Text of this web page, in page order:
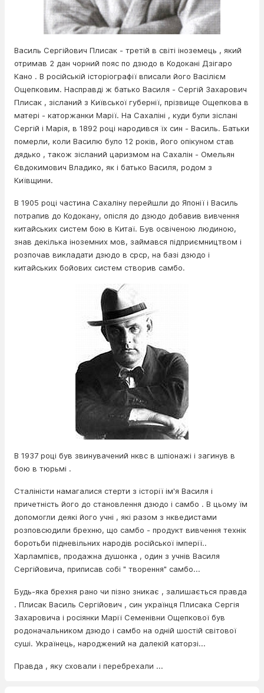
Василь Сергійович Плисак - третій в світі іноземець , який
отримав 2 дан чорний пояс по дзюдо в Кодокані Дзігаро
Кано . В російській історіографії вписали його Васілієм
Ощепковим. Насправді ж батько Василя - Сергій Захарович
Плисак , зісланий з Київської губернії, прізвище Ощепкова в
матері - каторжанки Марії. На Сахаліні , куди були зіслані
Сергій і Марія, в 1892 році народився їх син - Василь. Батьки
померли, коли Василю було 12 років, його опікуном став
дядько , також зісланий царизмом на Сахалін - Омельян
Євдокимович Владико, як і батько Василя, родом з
Київщини.
В 1905 році частина Сахаліну перейшли до Японії і Василь
потрапив до Кодокану, опісля до дзюдо добавив вивчення
китайських систем бою в Китаї. Був освіченою людиною,
знав декілька іноземних мов, займався підприємництвом і
розпочав викладати дзюдо в срср, на базі дзюдо і
китайських бойових систем створив самбо.
В 1937 році був звинувачений нквс в шпіонажі і загинув в
бою в тюрьмі .
Сталіністи намагалися стерти з історії ім'я Василя і
причетність його до становлення дзюдо і самбо . В цьому їм
допомогли деякі його учні , які разом з нкведистами
розповсюдили брехню, що самбо - продукт вивчення технік
боротьби підневільних народів російської імперії..
Харлампієв, продажна душонка , один з учнів Василя
Сергійовича, приписав собі " творення" самбо...
Будь-яка брехня рано чи пізно зникає , залишається правда
. Плисак Василь Сергійович , син українця Плисака Сергія
Захаровича і росіянки Марії Семенівни Ощепкової був
родоначальником дзюдо і самбо на одній шостій світової
суші. Українець, народжений на далекій каторзі...
Правда , яку сховали і перебрехали ...